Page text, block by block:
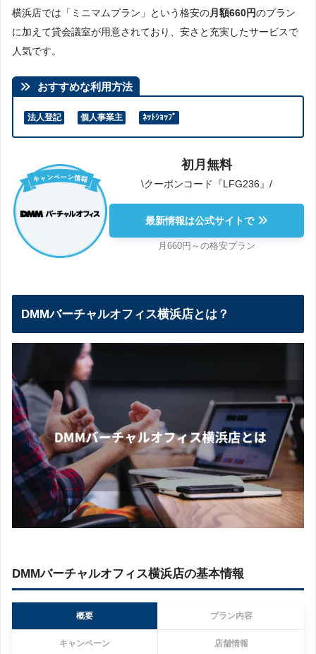
横浜店では「ミニマムプラン」という格安の月額660円のプラン
に加えて貸会議室が用意されており、安さと充実したサービスで
人気です。
おすすめな利用方法
法人登記 個人事業主 ﾈｯﾄｼｮｯﾌﾟ
初月無料
\クーポンコード『LFG236』/
最新情報は公式サイトで
月660円～の格安プラン
DMMバーチャルオフィス横浜店とは？
DMMバーチャルオフィス横浜店の基本情報
概要 プラン内容
キャンペーン 店舗情報